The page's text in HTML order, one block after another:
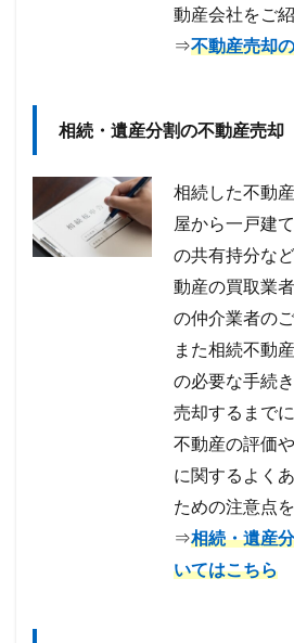
動産会社をご紹
⇒不動産売却
相続・遺産分割の不動産売却
相続した不動
屋から一戸建
の共有持分な
動産の買取業
の仲介業者のご
また相続不動
の必要な手続
売却するまで
不動産の評価
に関するよく
ための注意点を
⇒相続・遺産
いてはこちら